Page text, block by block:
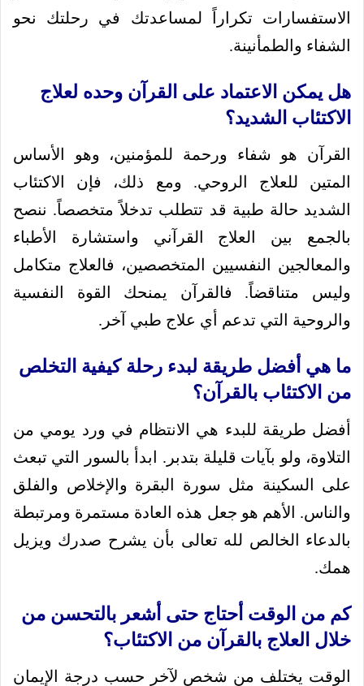
الاستفسارات تكراراً لمساعدتك في رحلتك نحو
الشفاء والطمأنينة.
هل يمكن الاعتماد على القرآن وحده لعلاج
الاكتئاب الشديد؟
القرآن هو شفاء ورحمة للمؤمنين، وهو الأساس
المتين للعلاج الروحي. ومع ذلك، فإن الاكتئاب
الشديد حالة طبية قد تتطلب تدخلاً متخصصاً. ننصح
بالجمع بين العلاج القرآني واستشارة الأطباء
والمعالجين النفسيين المتخصصين، فالعلاج متكامل
وليس متناقضاً. فالقرآن يمنحك القوة النفسية
والروحية التي تدعم أي علاج طبي آخر.
ما هي أفضل طريقة لبدء رحلة كيفية التخلص
من الاكتئاب بالقرآن؟
أفضل طريقة للبدء هي الانتظام في ورد يومي من
التلاوة، ولو بآيات قليلة بتدبر. ابدأ بالسور التي تبعث
على السكينة مثل سورة البقرة والإخلاص والفلق
والناس. الأهم هو جعل هذه العادة مستمرة ومرتبطة
بالدعاء الخالص لله تعالى بأن يشرح صدرك ويزيل
همك.
كم من الوقت أحتاج حتى أشعر بالتحسن من
خلال العلاج بالقرآن من الاكتئاب؟
الوقت يختلف من شخص لآخر حسب درجة الإيمان